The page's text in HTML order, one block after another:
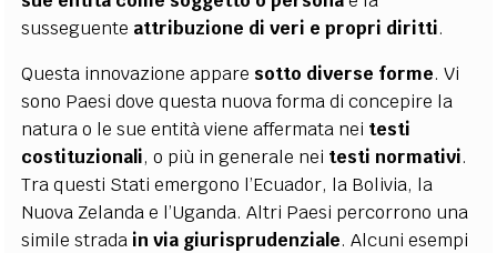
susseguente attribuzione di veri e propri diritti.
Questa innovazione appare sotto diverse forme. Vi
sono Paesi dove questa nuova forma di concepire la
natura o le sue entità viene affermata nei testi
costituzionali, o più in generale nei testi normativi.
Tra questi Stati emergono l’Ecuador, la Bolivia, la
Nuova Zelanda e l’Uganda. Altri Paesi percorrono una
simile strada in via giurisprudenziale. Alcuni esempi